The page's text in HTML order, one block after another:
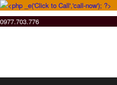
0977.703.776